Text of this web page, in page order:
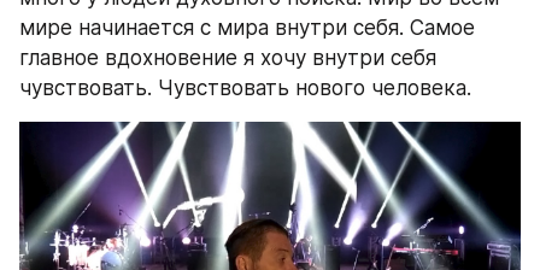
мире начинается с мира внутри себя. Самое
главное вдохновение я хочу внутри себя
чувствовать. Чувствовать нового человека.